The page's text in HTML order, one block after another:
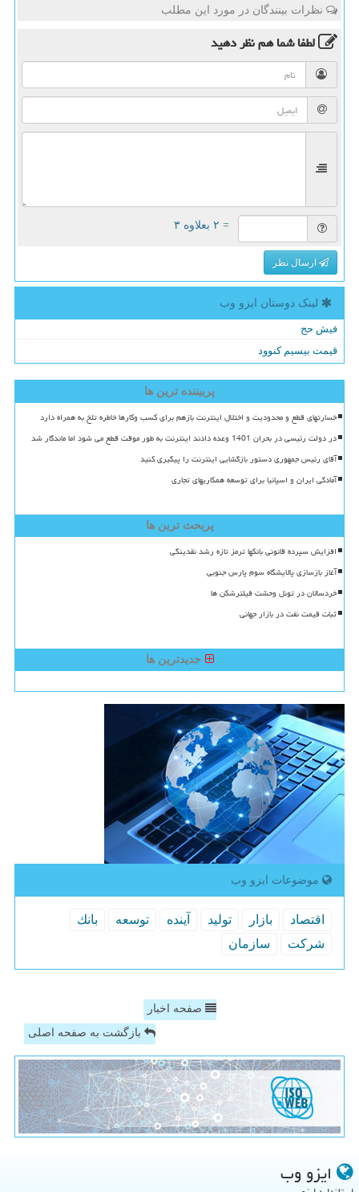
نظرات بینندگان در مورد این مطلب
لطفا شما همنظر دهید
= ۲ بعلاوه ۳
ارسال نظر
لینک دوستان ایزو وب
فیش حج
قیمت بیسیم کنوود
پربیننده ترین ها
خسارتهای قطع و محدودیت و اختلال اینترنت بازهم برای کسب وکارها خاطره تلخ به همراه دارد
در دولت رئیسی در بحران 1401 وعده دادند اینترنت به طور موقت قطع می شود اما ماندگار شد
آقای رئیس جمهوری دستور بازگشایی اینترنت را پیگیری کنید
آمادگی ایران و اسپانیا برای توسعه همکاریهای تجاری
پربحث ترین ها
افزایش سپرده قانونی بانکها ترمز تازه رشد نقدینگی
آغاز بازسازی پالایشگاه سوم پارس جنوبی
خردسالان در تونل وحشت فیلترشکن ها
ثبات قیمت نفت در بازار جهانی
جدیدترین ها
موضوعات ایزو وب
اقتصاد بازار تولید آینده توسعه
بانك
شركت
سازمان
صفحه اخبار
بازگشت به صفحه اصلی
ایزو وب